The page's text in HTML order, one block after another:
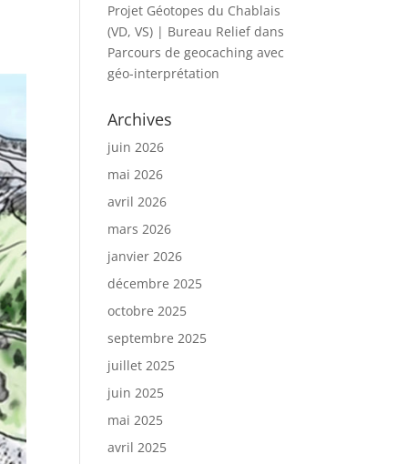
Projet Géotopes du Chablais
(VD, VS) | Bureau Reliefdans
Parcours de geocaching avec
géo-interprétation
Archives
juin 2026
mai 2026
avril 2026
mars 2026
janvier 2026
décembre 2025
octobre 2025
septembre 2025
juillet 2025
juin 2025
mai 2025
avril 2025